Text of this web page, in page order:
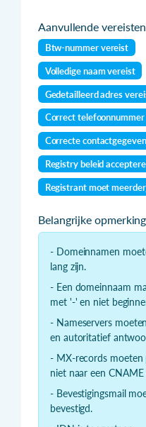
Aanvullende vereisten
Btw-nummer vereist
Volledige naam vereist
Gedetailleerd adres
Correct
Correcte
Registry beleid
Registrant moet
Belangrijke
- Domeinnamen
lang zijn.
- Een domeinnaam
met '-' en niet
- Nameservers
en autoritatief
- MX-records moeten
niet naar een CNAME
- Bevestigingsmail
bevestigd.